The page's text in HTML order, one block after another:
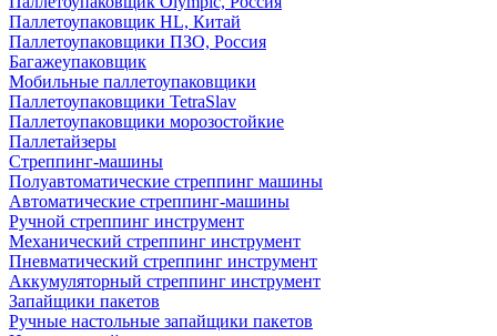
Паллетоупаковщик HL, Китай
Паллетоупаковщики ПЗО, Россия
Багажеупаковщик
Мобильные паллетоупаковщики
Паллетоупаковщики TetraSlav
Паллетоупаковщики морозостойкие
Паллетайзеры
Стреппинг-машины
Полуавтоматические стреппинг машины
Автоматические стреппинг-машины
Ручной стреппинг инструмент
Механический стреппинг инструмент
Пневматический стреппинг инструмент
Аккумуляторный стреппинг инструмент
Запайщики пакетов
Ручные настольные запайщики пакетов